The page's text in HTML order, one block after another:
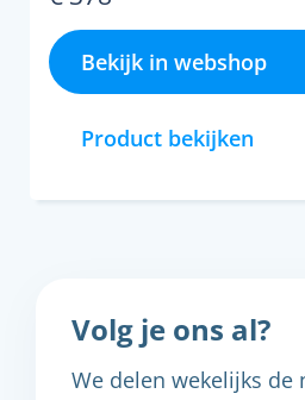
Bekijk in webshop
Product bekijken
Volg je ons al?
We delen wekelijks de